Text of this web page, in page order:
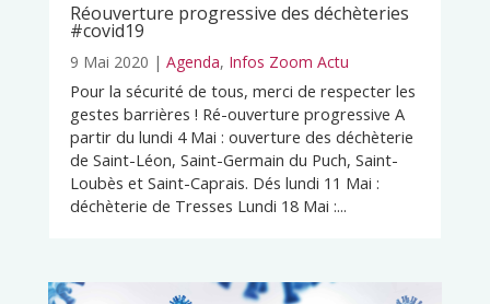
Réouverture progressive des déchèteries
#covid19
9 Mai 2020 | Agenda, Infos Zoom Actu
Pour la sécurité de tous, merci de respecter les
gestes barrières ! Ré-ouverture progressive A
partir du lundi 4 Mai : ouverture des déchèterie
de Saint-Léon, Saint-Germain du Puch, Saint-
Loubès et Saint-Caprais. Dés lundi 11 Mai :
déchèterie de Tresses Lundi 18 Mai :...